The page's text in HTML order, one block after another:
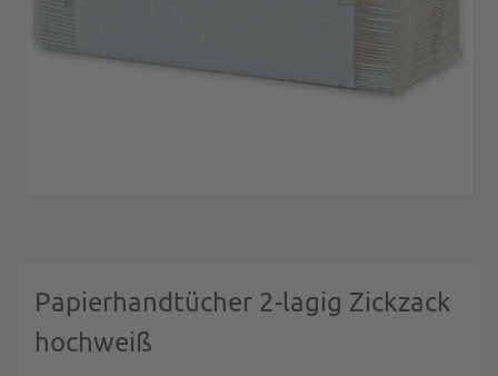
Papierhandtücher 2-lagig Zickzack
hochweiß